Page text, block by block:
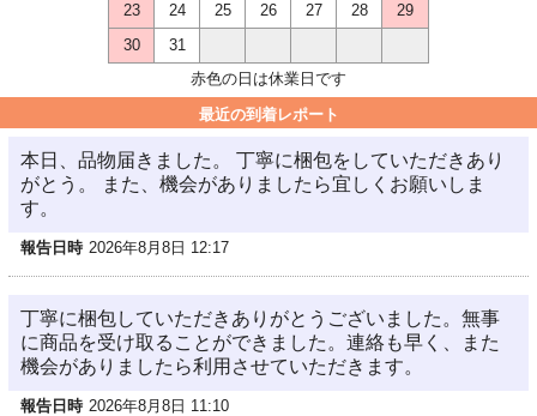
23
24 25 26 27 28
29
30
31
赤色の日は休業日です
最近の到着レポート
本日、品物届きました。 丁寧に梱包をしていただきあり
がとう。 また、機会がありましたら宜しくお願いしま
す。
報告日時 2026年8月8日 12:17
丁寧に梱包していただきありがとうございました。無事
に商品を受け取ることができました。連絡も早く、また
機会がありましたら利用させていただきます。
報告日時 2026年8月8日 11:10